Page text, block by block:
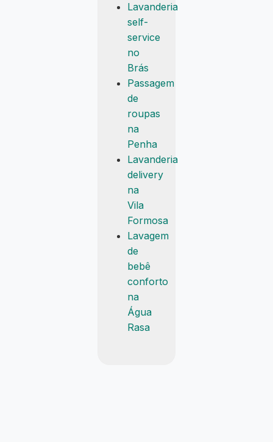
Lavanderia
self-
service
no
Brás
Passagem
de
roupas
na
Penha
Lavanderia
delivery
na
Vila
Formosa
Lavagem
de
bebê
conforto
na
Água
Rasa